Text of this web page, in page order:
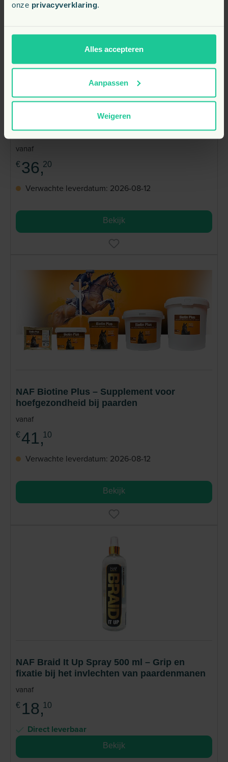
onze privacyverklaring.
Alles accepteren
Aanpassen
Weigeren
NAF Biotics – Pre- en probiotica voor
darmgezondheid bij paarden
vanaf
€ 36,20
Verwachte leverdatum: 2026-08-12
Bekijk
NAF Biotine Plus – Supplement voor
hoefgezondheid bij paarden
vanaf
€ 41,10
Verwachte leverdatum: 2026-08-12
Bekijk
NAF Braid It Up Spray 500 ml – Grip en
fixatie bij het invlechten van paardenmanen
vanaf
€ 18,10
Direct leverbaar
Bekijk